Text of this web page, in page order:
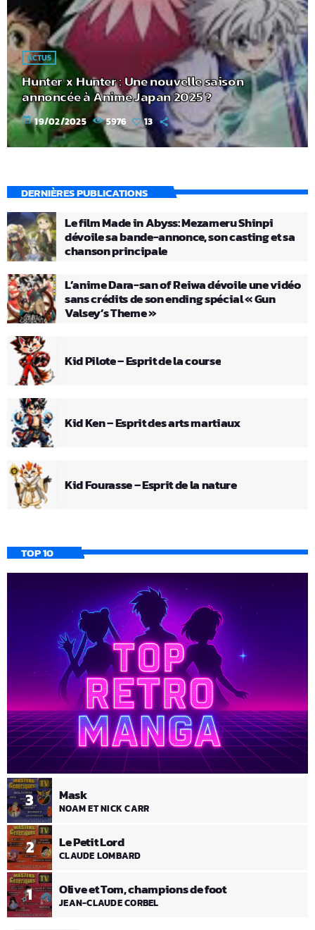
ACTUS
Hunter x Hunter : Une nouvelle saison
annoncée à Anime Japan 2025 ?
today 19/02/2025 5976 13
DERNIÈRES PUBLICATIONS
Le film Made in Abyss: Mezameru Shinpi
dévoile sa bande-annonce, son casting et sa
chanson principale
L’anime Dara-san of Reiwa dévoile une vidéo
sans crédits de son ending spécial « Gun
Valsey’s Theme »
Kid Pilote – Esprit de la course
Kid Ken – Esprit des arts martiaux
Kid Fourasse – Esprit de la nature
TOP 10
1 Olive et Tom, champions de foot
JEAN-CLAUDE CORBEL
2 Le Petit Lord
CLAUDE LOMBARD
3 Mask
NOAM ET NICK CARR